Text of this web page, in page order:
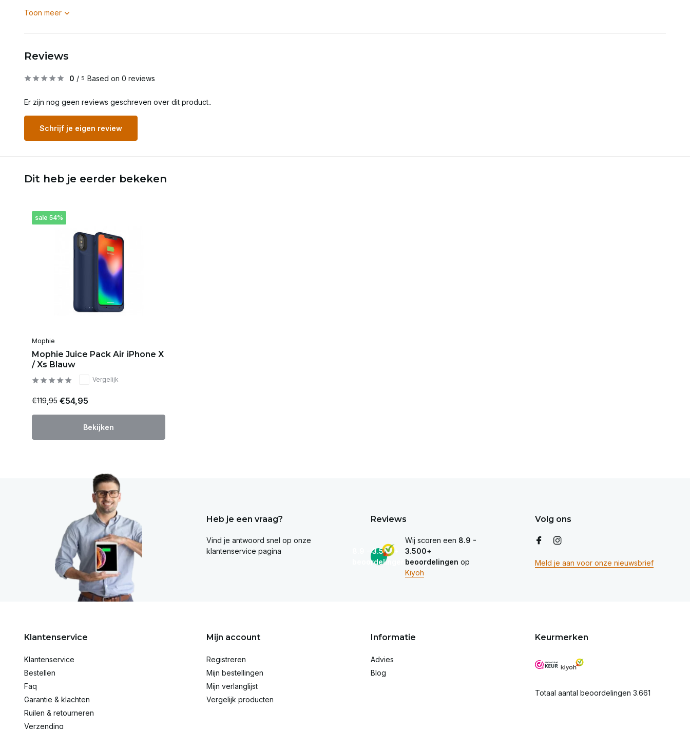
Toon meer
Reviews
0 / 5 Based on 0 reviews
Er zijn nog geen reviews geschreven over dit product..
Schrijf je eigen review
Dit heb je eerder bekeken
sale 54%
Mophie
Mophie Juice Pack Air iPhone X
/ Xs Blauw
Vergelijk
€119,95 €54,95
Bekijken
Heb je een vraag?
Vind je antwoord snel op onze
klantenservice pagina
Reviews
8.9 - 3.500+
beoordelingen
Wij scoren een 8.9 -
3.500+
beoordelingen op
Kiyoh
Volg ons
Meld je aan voor onze nieuwsbrief
Klantenservice
Klantenservice
Bestellen
Faq
Garantie & klachten
Ruilen & retourneren
Verzending
Mijn account
Registreren
Mijn bestellingen
Mijn verlanglijst
Vergelijk producten
Informatie
Advies
Blog
Keurmerken
Totaal aantal beoordelingen 3.661